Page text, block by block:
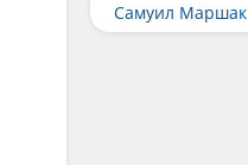
Самуил Маршак